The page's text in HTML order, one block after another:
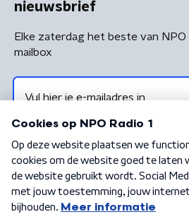
nieuwsbrief
Elke zaterdag het beste van NPO
mailbox
Algemene voorwaarden